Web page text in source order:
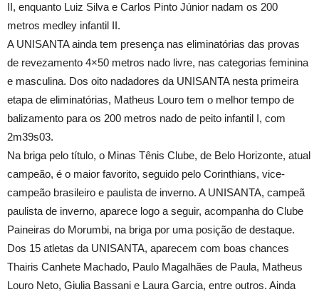
II, enquanto Luiz Silva e Carlos Pinto Júnior nadam os 200
metros medley infantil II.
A UNISANTA ainda tem presença nas eliminatórias das provas
de revezamento 4×50 metros nado livre, nas categorias feminina
e masculina. Dos oito nadadores da UNISANTA nesta primeira
etapa de eliminatórias, Matheus Louro tem o melhor tempo de
balizamento para os 200 metros nado de peito infantil I, com
2m39s03.
Na briga pelo título, o Minas Tênis Clube, de Belo Horizonte, atual
campeão, é o maior favorito, seguido pelo Corinthians, vice-
campeão brasileiro e paulista de inverno. A UNISANTA, campeã
paulista de inverno, aparece logo a seguir, acompanha do Clube
Paineiras do Morumbi, na briga por uma posição de destaque.
Dos 15 atletas da UNISANTA, aparecem com boas chances
Thairis Canhete Machado, Paulo Magalhães de Paula, Matheus
Louro Neto, Giulia Bassani e Laura Garcia, entre outros. Ainda